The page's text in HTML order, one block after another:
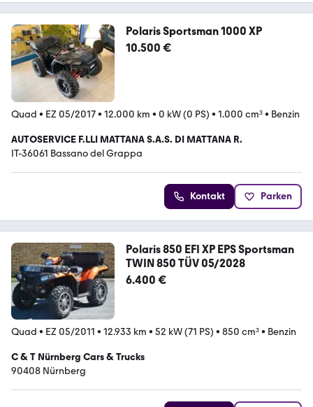
Polaris Sportsman 1000 XP
10.500 €
Quad • EZ 05/2017• 12.000 km • 0 kW (0 PS) • 1.000 cm³• Benzin
AUTOSERVICE F.LLI MATTANA S.A.S. DI MATTANA R.
IT-36061 Bassano del Grappa
Kontakt Parken
Polaris 850 EFI XP EPS Sportsman
TWIN 850 TÜV 05/2028
6.400 €
Quad • EZ 05/2011 • 12.933 km • 52 kW (71 PS) • 850 cm³• Benzin
C & T Nürnberg Cars & Trucks
90408 Nürnberg